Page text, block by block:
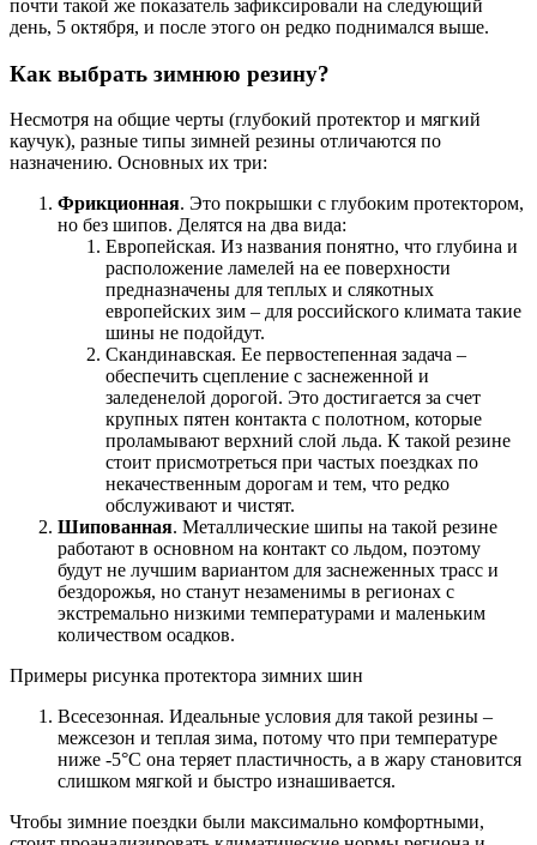
почти такой же показатель зафиксировали на следующий
день, 5 октября, и после этого он редко поднимался выше.
Как выбрать зимнюю резину?
Несмотря на общие черты (глубокий протектор и мягкий
каучук), разные типы зимней резины отличаются по
назначению. Основных их три:
Фрикционная. Это покрышки с глубоким протектором,
но без шипов. Делятся на два вида:
Европейская. Из названия понятно, что глубина и
расположение ламелей на ее поверхности
предназначены для теплых и слякотных
европейских зим – для российского климата такие
шины не подойдут.
Скандинавская. Ее первостепенная задача –
обеспечить сцепление с заснеженной и
заледенелой дорогой. Это достигается за счет
крупных пятен контакта с полотном, которые
проламывают верхний слой льда. К такой резине
стоит присмотреться при частых поездках по
некачественным дорогам и тем, что редко
обслуживают и чистят.
Шипованная. Металлические шипы на такой резине
работают в основном на контакт со льдом, поэтому
будут не лучшим вариантом для заснеженных трасс и
бездорожья, но станут незаменимы в регионах с
экстремально низкими температурами и маленьким
количеством осадков.
Примеры рисунка протектора зимних шин
Всесезонная. Идеальные условия для такой резины –
межсезон и теплая зима, потому что при температуре
ниже -5°C она теряет пластичность, а в жару становится
слишком мягкой и быстро изнашивается.
Чтобы зимние поездки были максимально комфортными,